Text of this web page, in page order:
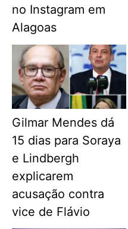
no Instagram em
Alagoas
Gilmar Mendes dá
15 dias para Soraya
e Lindbergh
explicarem
acusação contra
vice de Flávio